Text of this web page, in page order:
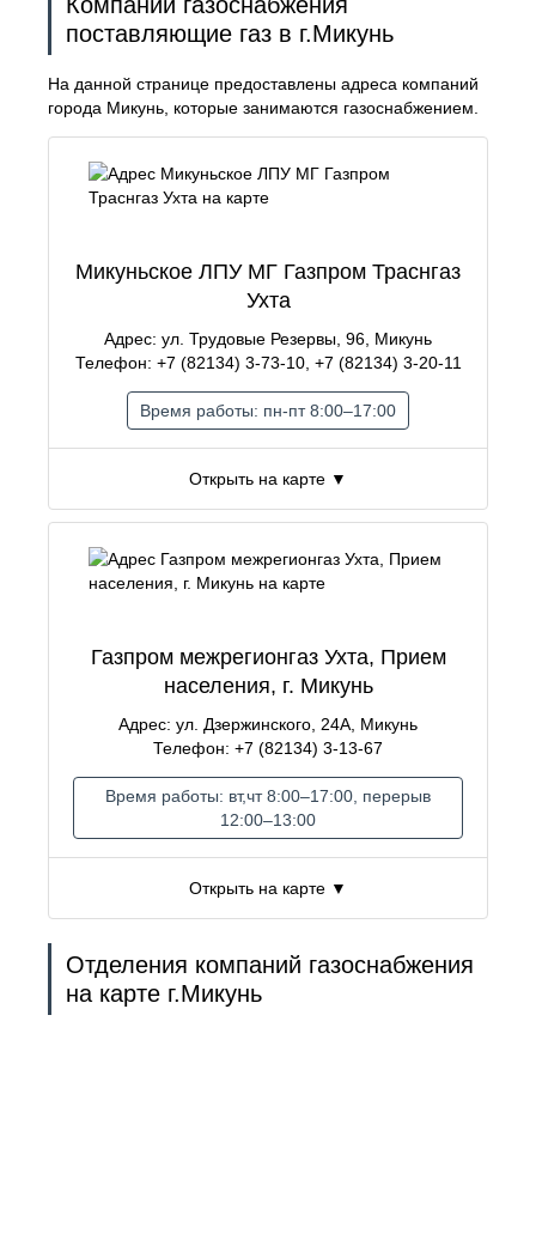
поставляющие газ в г.Микунь
На данной странице предоставлены адреса компаний
города Микунь, которые занимаются газоснабжением.
Открыть на карте ▼
Микуньское ЛПУ МГ Газпром Траснгаз
Ухта
Адрес: ул. Трудовые Резервы, 96, Микунь
Телефон: +7 (82134) 3-73-10, +7 (82134) 3-20-11
Время работы: пн-пт 8:00–17:00
Открыть на карте ▼
Газпром межрегионгаз Ухта, Прием
населения, г. Микунь
Адрес: ул. Дзержинского, 24А, Микунь
Телефон: +7 (82134) 3-13-67
Время работы: вт,чт 8:00–17:00, перерыв
12:00–13:00
Отделения компаний газоснабжения
на карте г.Микунь